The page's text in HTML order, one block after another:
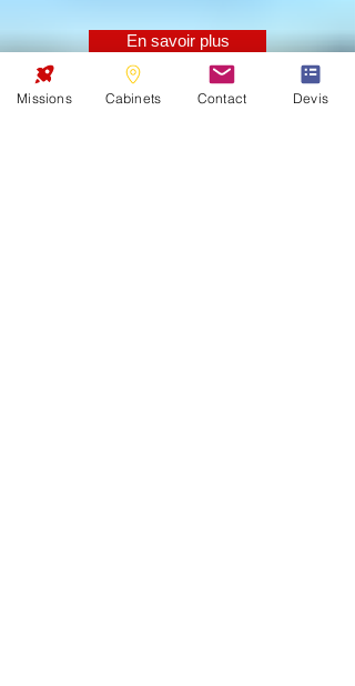
En savoir plus
Dépréciation de Clientèle :
Missions Cabinets Contact Devis